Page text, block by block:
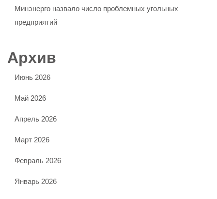
Минэнерго назвало число проблемных угольных
предприятий
Архив
Июнь 2026
Май 2026
Апрель 2026
Март 2026
Февраль 2026
Январь 2026